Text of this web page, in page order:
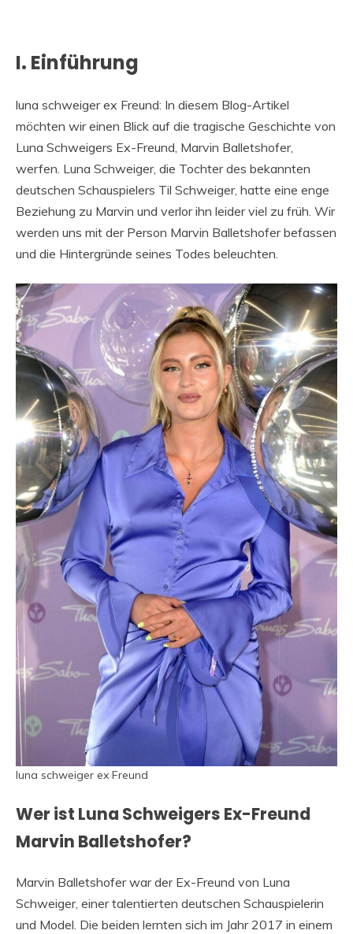
I. Einführung
luna schweiger ex Freund: In diesem Blog-Artikel
möchten wir einen Blick auf die tragische Geschichte von
Luna Schweigers Ex-Freund, Marvin Balletshofer,
werfen. Luna Schweiger, die Tochter des bekannten
deutschen Schauspielers Til Schweiger, hatte eine enge
Beziehung zu Marvin und verlor ihn leider viel zu früh. Wir
werden uns mit der Person Marvin Balletshofer befassen
und die Hintergründe seines Todes beleuchten.
luna schweiger ex Freund
Wer ist Luna Schweigers Ex-Freund
Marvin Balletshofer?
Marvin Balletshofer war der Ex-Freund von Luna
Schweiger, einer talentierten deutschen Schauspielerin
und Model. Die beiden lernten sich im Jahr 2017 in einem